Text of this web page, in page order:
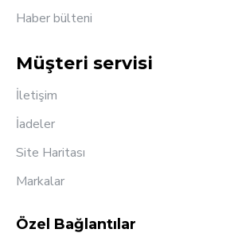
Haber bülteni
Müşteri servisi
İletişim
İadeler
Site Haritası
Markalar
Özel Bağlantılar